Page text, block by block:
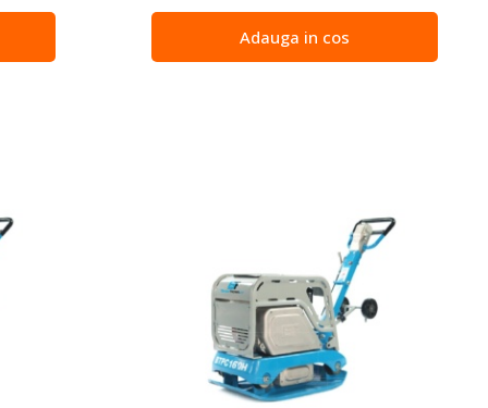
Adauga in cos